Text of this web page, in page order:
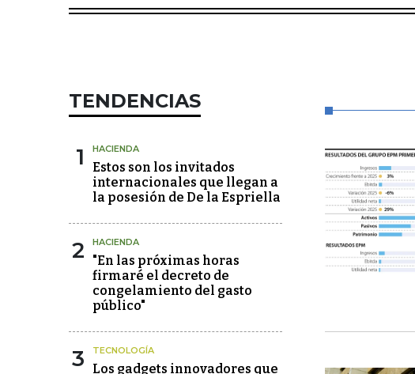
TENDENCIAS
1 HACIENDA
Estos son los invitados
internacionales que llegan a
la posesión de De la Espriella
2 HACIENDA
"En las próximas horas
firmaré el decreto de
congelamiento del gasto
público"
3 TECNOLOGÍA
Los gadgets innovadores que